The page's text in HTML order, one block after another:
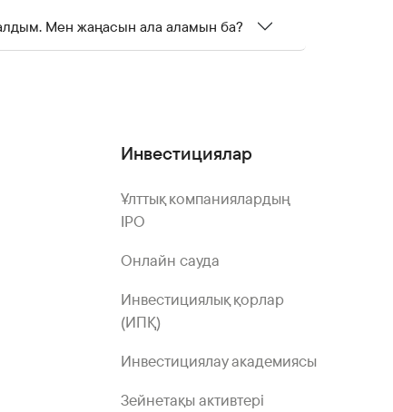
Мен жаңасын ала аламын ба?
Инвестициялар
Ұлттық компаниялардың
IPO
Онлайн сауда
Инвестициялық қорлар
(ИПҚ)
Инвестициялау академиясы
Зейнетақы активтері